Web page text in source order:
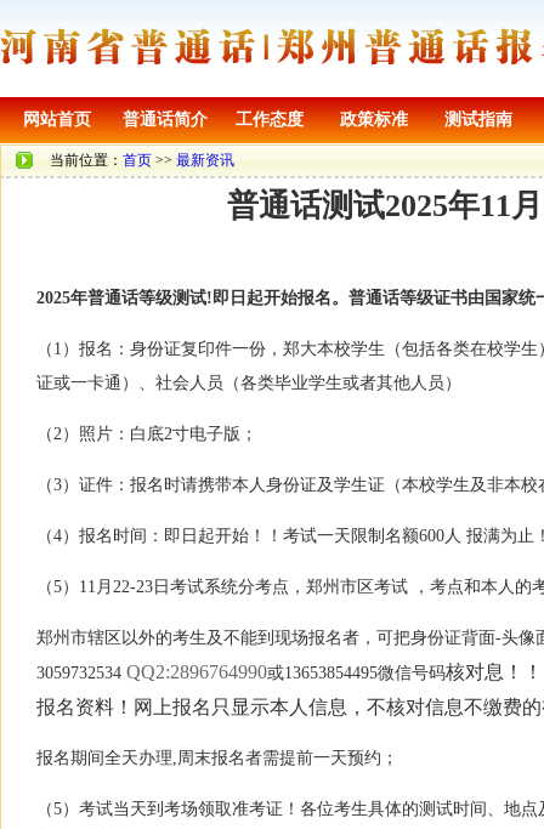
网站首页 普通话简介 工作态度 政策标准 测试指南
当前位置： 首页 >> 最新资讯
普通话测试2025年11
2025年普通话等级测试!即日起开始报名。普通话等级证书由国家
（1）报名：身份证复印件一份，郑大本校学生（包括各类在校学
证或一卡通）、社会人员（各类毕业学生或者其他人员）
（2）照片：白底2寸电子版；
（3）证件：报名时请携带本人身份证及学生证（本校学生及非本
（4）报名时间：即日起开始！！考试一天限制名额600人 报满为
（5）11月22-23日考试系统分考点，郑州市区考试 ，考点和本人
郑州市辖区以外的考生及不能到现场报名者，可把身份证背面-头
3059732534 QQ2:2896764990或13653854495微信号码核对息！
报名资料！网上报名只显示本人信息，不核对信息不缴费
报名期间全天办理,周末报名者需提前一天预约；
（5）考试当天到考场领取准考证！各位考生具体的测试时间、地